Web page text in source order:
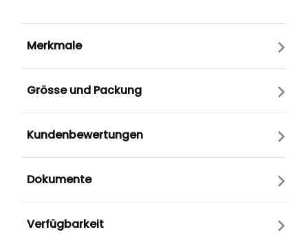
Merkmale
Grösse und Packung
Kundenbewertungen
Dokumente
Verfügbarkeit